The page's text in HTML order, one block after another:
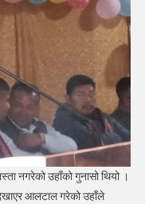
नगरेको उहाँको गुनासो थियो ।
देखाएर आलटाल गरेको उहाँले